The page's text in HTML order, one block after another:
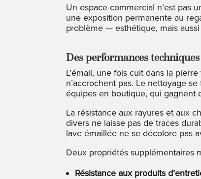
Un espace commercial n’est pas
une exposition permanente au
problème — esthétique, mais
Des performances
L’émail, une fois cuit dans la
n’accrochent pas. Le nettoyage
équipes en boutique, qui gagnent
La résistance aux rayures et aux
divers ne laisse pas de traces
lave émaillée ne se décolore pas
Deux propriétés supplémentaires
Résistance aux produits